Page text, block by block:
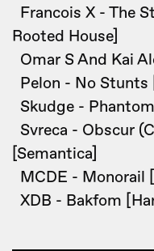
Francois X - The
Rooted House]
Omar S And Kai
Pelon - No Stunts
Skudge -
Svreca - Obscur
[Semantica]
MCDE - Monorail
XDB - Bakfom